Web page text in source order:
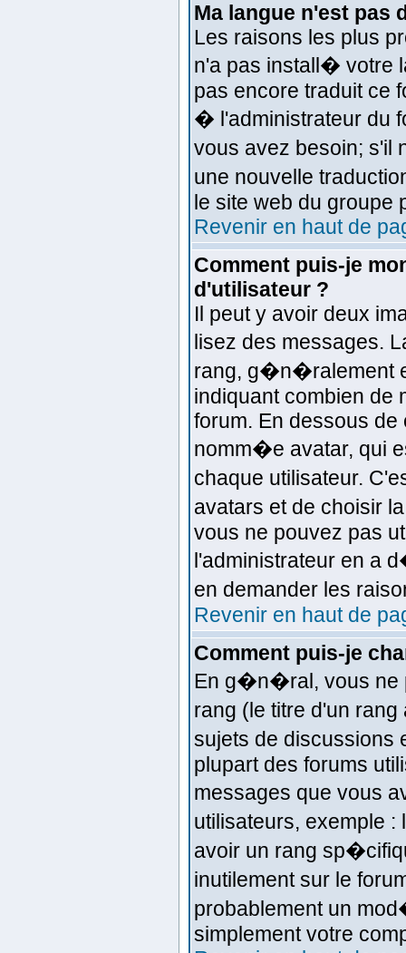
Ma langue n'est pas
Les raisons les plus
n'a pas install� votre
pas encore traduit ce
� l'administrateur du
vous avez besoin; s'il
une nouvelle
le site web du groupe
Revenir en haut de
Comment puis-je
d'utilisateur ?
Il peut y avoir deux
lisez des messages.
rang, g�n�ralement
indiquant combien de
forum. En dessous
nomm�e avatar, qui
chaque utilisateur.
avatars et de choisir
vous ne pouvez pas
l'administrateur en a
en demander les
Revenir en haut de
Comment puis-je
En g�n�ral, vous ne
rang (le titre d'un
sujets de
plupart des forums
messages que vous
utilisateurs, exemple
avoir un rang
inutilement sur le
probablement un
simplement votre